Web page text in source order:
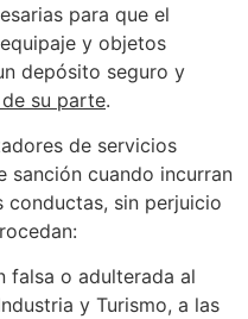
para que el
y objetos
depósito seguro y
su parte.
de servicios
cuando incurran
conductas, sin perjuicio
falsa o adulterada al
y Turismo, a las